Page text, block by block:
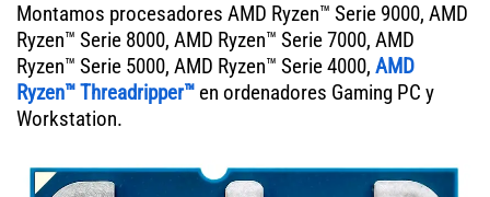
Montamos procesadores AMD Ryzen™ Serie 9000, AMD
Ryzen™ Serie 8000, AMD Ryzen™ Serie 7000, AMD
Ryzen™ Serie 5000, AMD Ryzen™ Serie 4000, AMD
Ryzen™ Threadripper™ en ordenadores Gaming PC y
Workstation.